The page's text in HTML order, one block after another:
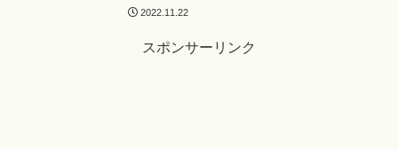
2022.11.22
スポンサーリンク